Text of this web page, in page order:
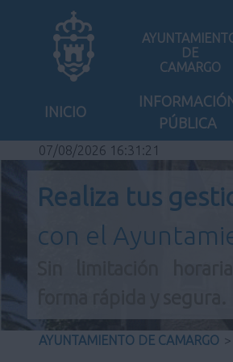
DE
CAMARGO
INICIO
PÚBLICA
07/08/2026 16:31:22
Realiza tus
con el
AYUNTAMIENTO DE CAMARGO >